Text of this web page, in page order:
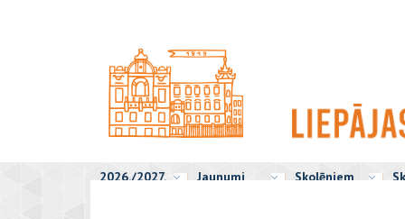
2026./2027. Jaunumi Skolēniem